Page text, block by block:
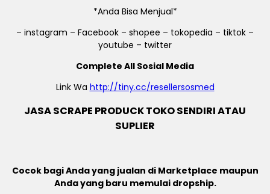
*Anda Bisa Menjual*
– instagram – Facebook – shopee – tokopedia – tiktok –
youtube – twitter
Complete All Sosial Media
Link Wa http://tiny.cc/resellersosmed
JASA SCRAPE PRODUCK TOKO SENDIRI ATAU
SUPLIER
Cocok bagi Anda yang jualan di Marketplace maupun
Anda yang baru memulai dropship.